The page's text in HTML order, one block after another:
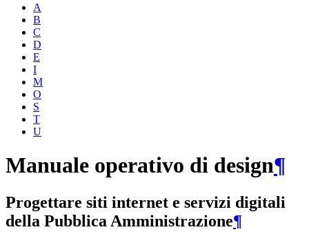
A
B
C
D
E
I
M
O
S
T
U
Manuale operativo di design¶
Progettare siti internet e servizi digitali
della Pubblica Amministrazione¶